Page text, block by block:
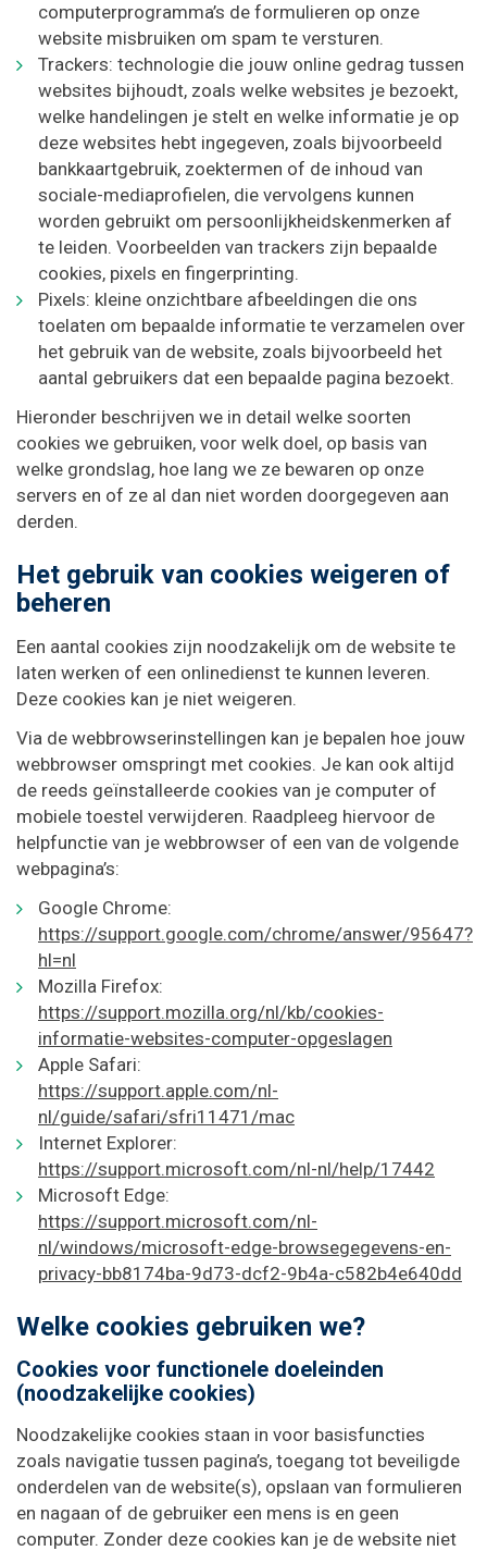
computerprogramma’s de formulieren op onze
website misbruiken om spam te versturen.
Trackers: technologie die jouw online gedrag tussen
websites bijhoudt, zoals welke websites je bezoekt,
welke handelingen je stelt en welke informatie je op
deze websites hebt ingegeven, zoals bijvoorbeeld
bankkaartgebruik, zoektermen of de inhoud van
sociale-mediaprofielen, die vervolgens kunnen
worden gebruikt om persoonlijkheidskenmerken af
te leiden. Voorbeelden van trackers zijn bepaalde
cookies, pixels en fingerprinting.
Pixels: kleine onzichtbare afbeeldingen die ons
toelaten om bepaalde informatie te verzamelen over
het gebruik van de website, zoals bijvoorbeeld het
aantal gebruikers dat een bepaalde pagina bezoekt.
Hieronder beschrijven we in detail welke soorten
cookies we gebruiken, voor welk doel, op basis van
welke grondslag, hoe lang we ze bewaren op onze
servers en of ze al dan niet worden doorgegeven aan
derden.
Het gebruik van cookies weigeren of
beheren
Een aantal cookies zijn noodzakelijk om de website te
laten werken of een onlinedienst te kunnen leveren.
Deze cookies kan je niet weigeren.
Via de webbrowserinstellingen kan je bepalen hoe jouw
webbrowser omspringt met cookies. Je kan ook altijd
de reeds geïnstalleerde cookies van je computer of
mobiele toestel verwijderen. Raadpleeg hiervoor de
helpfunctie van je webbrowser of een van de volgende
webpagina’s:
Google Chrome:
https://support.google.com/chrome/answer/95647?
hl=nl
Mozilla Firefox:
https://support.mozilla.org/nl/kb/cookies-
informatie-websites-computer-opgeslagen
Apple Safari:
https://support.apple.com/nl-
nl/guide/safari/sfri11471/mac
Internet Explorer:
https://support.microsoft.com/nl-nl/help/17442
Microsoft Edge:
https://support.microsoft.com/nl-
nl/windows/microsoft-edge-browsegegevens-en-
privacy-bb8174ba-9d73-dcf2-9b4a-c582b4e640dd
Welke cookies gebruiken we?
Cookies voor functionele doeleinden
(noodzakelijke cookies)
Noodzakelijke cookies staan in voor basisfuncties
zoals navigatie tussen pagina’s, toegang tot beveiligde
onderdelen van de website(s), opslaan van formulieren
en nagaan of de gebruiker een mens is en geen
computer. Zonder deze cookies kan je de website niet